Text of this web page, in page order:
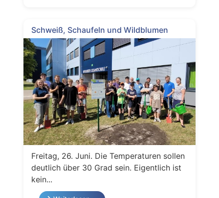
Schweiß, Schaufeln und Wildblumen
Freitag, 26. Juni. Die Temperaturen sollen
deutlich über 30 Grad sein. Eigentlich ist
kein...